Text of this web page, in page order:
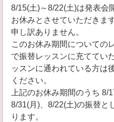
8/15(土)～8/22(土)は発表会
お休みとさせていただきま
申し訳ありません。
このお休み期間についての
で振替レッスンに充ててい
ッスンに通われている方は
ください。
上記のお休み期間のうち 8/
8/31(月)、8/22(土)の振替と
ります。